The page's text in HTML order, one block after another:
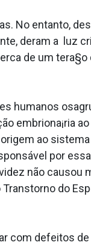
No entanto,
deram a luz
de um
humanos
embriona¡ria
ao
por
não
do
com defeitos